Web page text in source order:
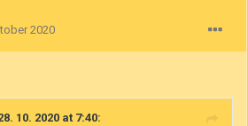
2020
10. 2020 at 7:40: